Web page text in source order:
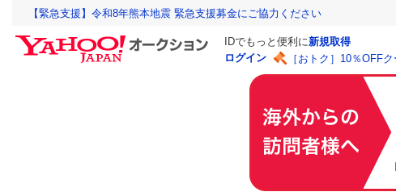
【緊急支援】令和8年熊本地震 緊急支援募金にご協力ください
IDでもっと便利に新規取得
ログイン
［おトク］10％OFF